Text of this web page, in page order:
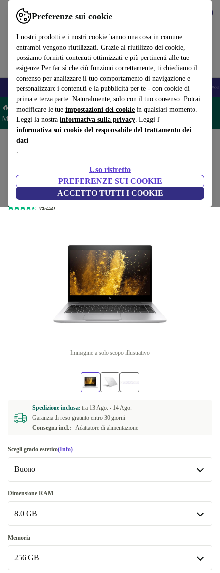
Preferenze sui cookie
I nostri prodotti e i nostri cookie hanno una cosa in comune:
entrambi vengono riutilizzati. Grazie al riutilizzo dei cookie,
possiamo fornirti contenuti ottimizzati e più pertinenti alle tue
esigenze.Per far sì che ciò funzioni correttamente, ti chiediamo il
consenso per analizzare il tuo comportamento di navigazione e
personalizzare i contenuti e la pubblicità per te - con cookie di
prima e terza parte. Naturalmente, solo con il tuo consenso. Potrai
modificare le tue impostazioni dei cookie in qualsiasi momento.
Leggi la nostra informativa sulla privacy. Leggi l'
informativa sui cookie del responsabile del trattamento dei
dati
.
Uso ristretto
PREFERENZE SUI COOKIE
ACCETTO TUTTI I COOKIE
Usa refurbed in modo rapido e semplice
🎒 Back to school Smartphone Portatili Tablet Smartwatch
🔥 Risparmia il 5% IN PIÙ su MacBook e iPad– Codice:
MACPAD5 –Condizioni
Home
HP EliteBook 840 G6 | i5-
8265U | 14pollici
8 GB | 256 GB SSD | Win 11 Pro | NL
(4,7/5)
243,10 €
Nuovo: 1.959,00 €
Immagine a solo scopo illustrativo
Spedizione inclusa: tra 13 Ago. - 14 Ago.
Garanzia di reso gratuito entro 30 giorni
Consegna incl.:
Adattatore di alimentazione
Scegli grado estetico(Info)
Buono
Buono
Molto buono +50,90 €
Ottimo
Dimensione RAM
8.0 GB
8.0 GB
Disponibile in altre combinazioni
Memoria
256 GB